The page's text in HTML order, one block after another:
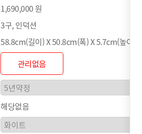
1,690,000 원
3구, 인덕션
58.8cm(길이) X 50.8cm(폭) X 5.7cm(높이)
관리없음
해당없음